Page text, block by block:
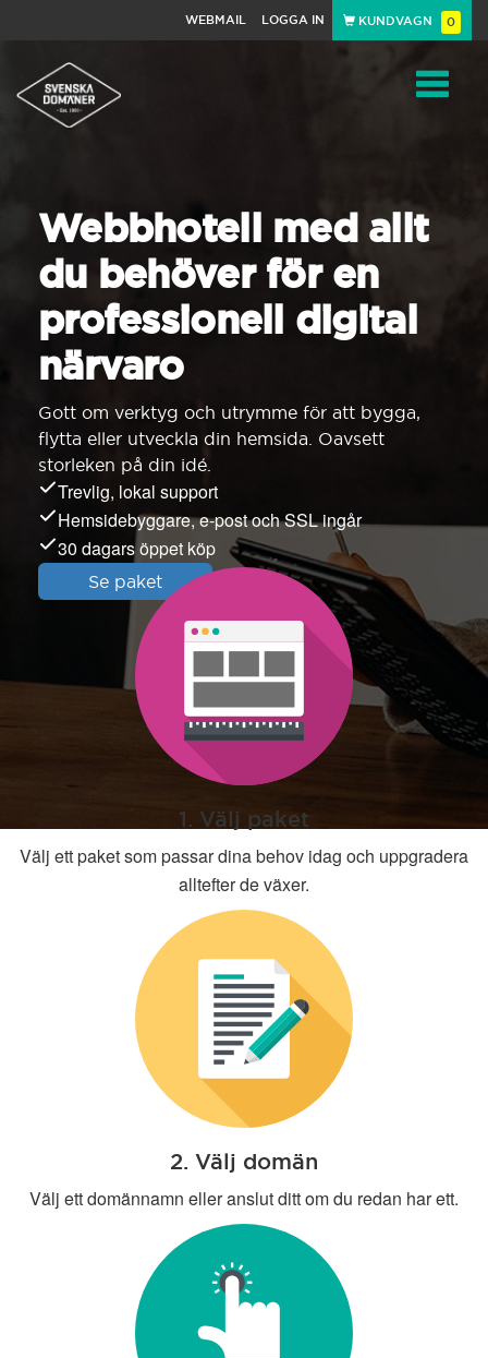
WEBMAIL LOGGA IN KUNDVAGN 0
Webbhotell med allt
du behöver för en
professionell digital
närvaro
Gott om verktyg och utrymme för att bygga,
flytta eller utveckla din hemsida. Oavsett
storleken på din idé.
Trevlig, lokal support
Hemsidebyggare, e-post och SSL ingår
30 dagars öppet köp
Se paket
1. Välj paket
Välj ett paket som passar dina behov idag och uppgradera
alltefter de växer.
2. Välj domän
Välj ett domännamn eller anslut ditt om du redan har ett.